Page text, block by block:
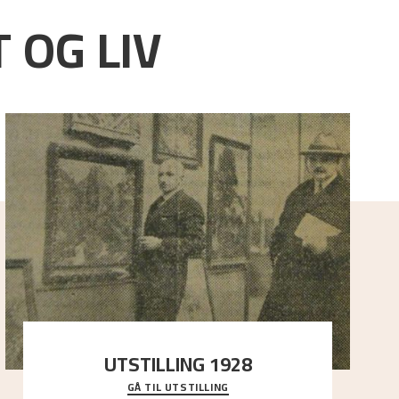
LIV
UTSTILLING 1928
Då Astrup døydde i 1928, tok vennene Moritz Kaland
GÅ TIL UTSTILLING